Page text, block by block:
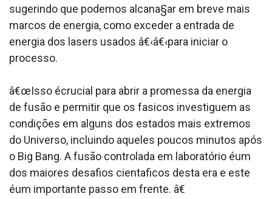
sugerindo que podemos alcana§ar em breve mais
marcos de energia, como exceder a entrada de
energia dos lasers usados â€‹â€‹para iniciar o
processo.
â€œIsso écrucial para abrir a promessa da energia
de fusão e permitir que os fa­sicos investiguem as
condições em alguns dos estados mais extremos
do Universo, incluindo aqueles poucos minutos após
o Big Bang. A fusão controlada em laboratório éum
dos maiores desafios cienta­ficos desta era e este
éum importante passo em frente. â€